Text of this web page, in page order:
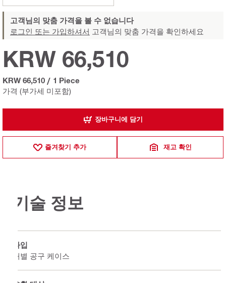
고객님의 맞춤 가격을 볼 수 없습니다
로그인 또는 가입하셔서 고객님의 맞춤 가격을 확인하세요
가격 (부가세 미포함)
KRW 66,510
KRW 66,510 / 1 Piece
장바구니에 담기
즐겨찾기 추가 재고 확인
기술 정보
타입
개별 공구 케이스